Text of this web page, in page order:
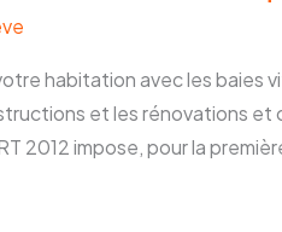
habitation avec les baies
et les rénovations
2012 impose, pour la